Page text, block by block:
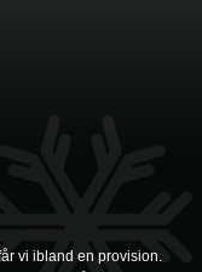
vi ibland en provision.